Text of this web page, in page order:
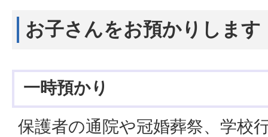
お子さんをお預かりします
一時預かり
保護者の通院や冠婚葬祭、学校